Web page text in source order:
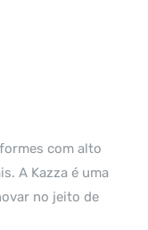
com alto
A Kazza é uma
no jeito de